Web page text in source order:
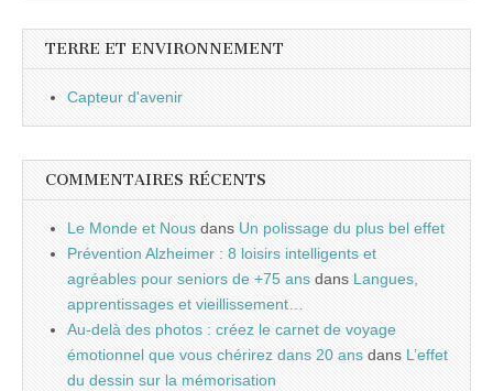
TERRE ET ENVIRONNEMENT
Capteur d'avenir
COMMENTAIRES RÉCENTS
Le Monde et Nous dans Un polissage du plus bel effet
Prévention Alzheimer : 8 loisirs intelligents et
agréables pour seniors de +75 ans dans Langues,
apprentissages et vieillissement…
Au-delà des photos : créez le carnet de voyage
émotionnel que vous chérirez dans 20 ans dans L’effet
du dessin sur la mémorisation